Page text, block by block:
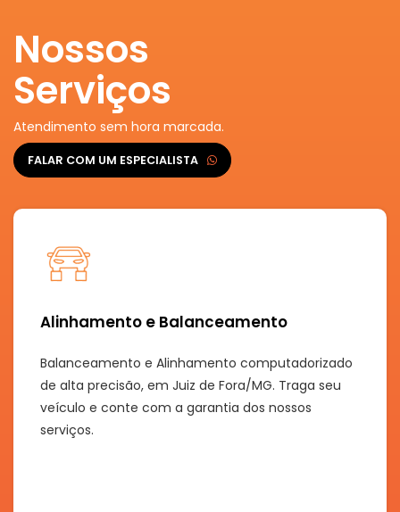
Nossos
Serviços
Atendimento sem hora marcada.
FALAR COM UM ESPECIALISTA
Alinhamento e Balanceamento
Balanceamento e Alinhamento computadorizado
de alta precisão, em Juiz de Fora/MG. Traga seu
veículo e conte com a garantia dos nossos
serviços.